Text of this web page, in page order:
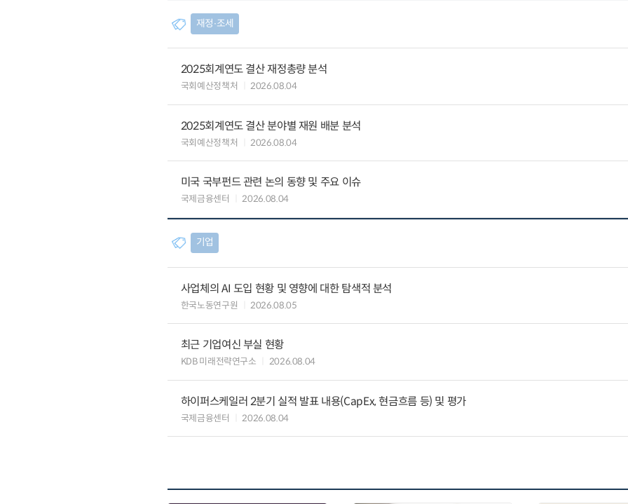
재정∙조세
2025회계연도 결산 재정총량 분석
국회예산정책처 2026.08.04
2025회계연도 결산 분야별 재원 배분 분석
국회예산정책처 2026.08.04
미국 국부펀드 관련 논의 동향 및 주요 이슈
국제금융센터 2026.08.04
기업
사업체의 AI 도입 현황 및 영향에 대한 탐색적 분석
한국노동연구원 2026.08.05
최근 기업여신 부실 현황
KDB 미래전략연구소 2026.08.04
하이퍼스케일러 2분기 실적 발표 내용(CapEx, 현금흐름 등) 및 평가
국제금융센터 2026.08.04